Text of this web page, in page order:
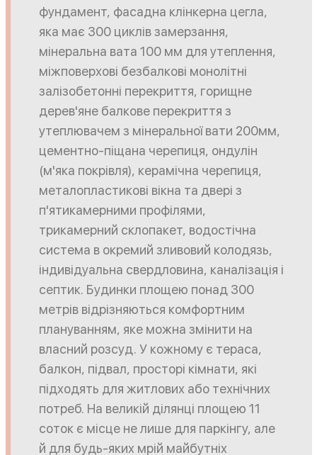
фундамент, фасадна клінкерна цегла,
яка має 300 циклів замерзання,
мінеральна вата 100 мм для утеплення,
міжповерхові безбалкові монолітні
залізобетонні перекриття, горищне
дерев'яне балкове перекриття з
утеплювачем з мінеральної вати 200мм,
цементно-піщана черепиця, ондулін
(м'яка покрівля), керамічна черепиця,
металопластикові вікна та двері з
п'ятикамерними профілями,
трикамерний склопакет, водостічна
система в окремий зливовий колодязь,
індивідуальна свердловина, каналізація і
септик. Будинки площею понад 300
метрів відрізняються комфортним
плануванням, яке можна змінити на
власний розсуд. У кожному є тераса,
балкон, підвал, просторі кімнати, які
підходять для житлових або технічних
потреб. На великій ділянці площею 11
соток є місце не лише для паркінгу, але
й для будь-яких мрій майбутніх